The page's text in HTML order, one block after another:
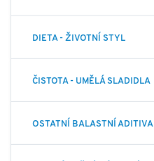
DIETA - ŽIVOTNÍ STYL
ČISTOTA - UMĚLÁ SLADIDLA
OSTATNÍ BALASTNÍ ADITIVA